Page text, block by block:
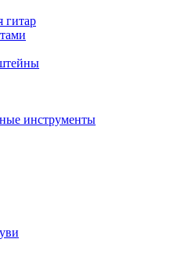
гитар
инструменты